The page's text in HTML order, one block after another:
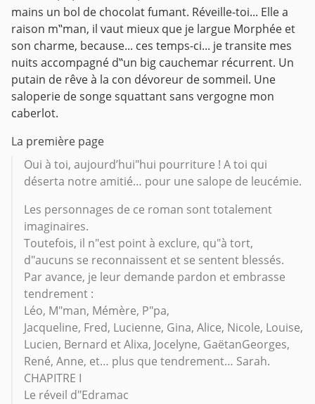
mains un bol de chocolat fumant. Réveille-toi... Elle a
raison m‟man, il vaut mieux que je largue Morphée et
son charme, because... ces temps-ci... je transite mes
nuits accompagné d‟un big cauchemar récurrent. Un
putain de rêve à la con dévoreur de sommeil. Une
saloperie de songe squattant sans vergogne mon
caberlot.
La première page
Oui à toi, aujourd’hui"hui pourriture ! A toi qui
déserta notre amitié… pour une salope de leucémie.
Les personnages de ce roman sont totalement
imaginaires.
Toutefois, il n"est point à exclure, qu"à tort,
d"aucuns se reconnaissent et se sentent blessés.
Par avance, je leur demande pardon et embrasse
tendrement :
Léo, M"man, Mémère, P"pa,
Jacqueline, Fred, Lucienne, Gina, Alice, Nicole, Louise,
Lucien, Bernard et Alixa, Jocelyne, GaëtanGeorges,
René, Anne, et… plus que tendrement… Sarah.
CHAPITRE I
Le réveil d"Edramac